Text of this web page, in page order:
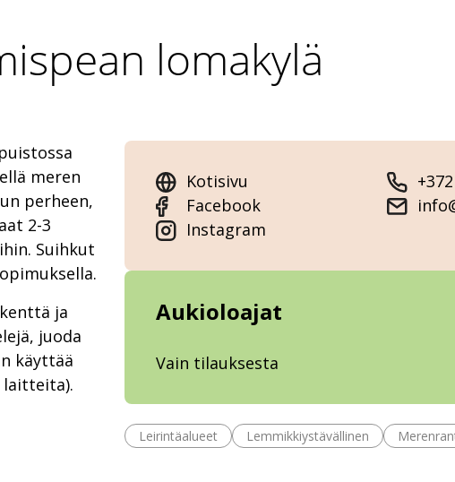
lomakylä
meren
perheen,
2-3
Suihkut
ja
juoda
käyttää
laitteita).
Kotisivu
Facebook
Instagram
Aukioloajat
Vain tilauksesta
Leirintäalueet Lemmikkiystävällinen